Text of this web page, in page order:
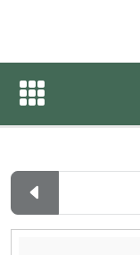
ปฏิทินกิจก
ปฏิทินกิจกรรม